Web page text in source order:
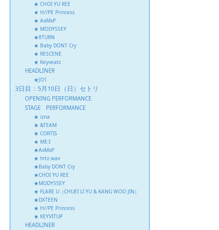
★ CHOI YU REE
★ H//PE Princess
★ AxMxP
★ MODYSSEY
★8TURN
★ Baby DONT Cry
★ RESCENE
★ Keyveatz
HEADLINER
★JO1
3日目：5月10日（日）セトリ
OPENING PERFORMANCE
STAGE PERFORMANCE
★ izna
★ &TEAM
★ CORTIS
★ ME:I
★AxMxP
★ hrtz.wav
★Baby DONT Cry
★CHOI YU REE
★MODYSSEY
★ FLARE U（CHUEI LI YU & KANG WOO JIN）
★DXTEEN
★ H//PE Princess
★ KEYVITUP
HEADLINER